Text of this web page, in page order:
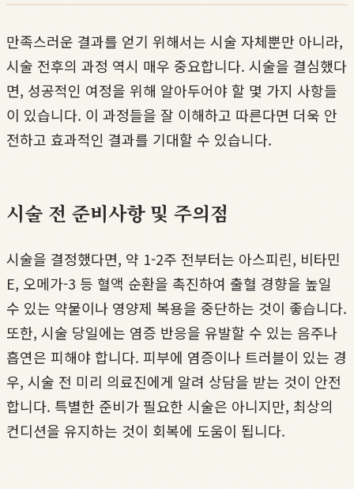
만족스러운 결과를 얻기 위해서는 시술 자체뿐만 아니라,
시술 전후의 과정 역시 매우 중요합니다. 시술을 결심했다
면, 성공적인 여정을 위해 알아두어야 할 몇 가지 사항들
이 있습니다. 이 과정들을 잘 이해하고 따른다면 더욱 안
전하고 효과적인 결과를 기대할 수 있습니다.
시술 전 준비사항 및 주의점
시술을 결정했다면, 약 1-2주 전부터는 아스피린, 비타민
E, 오메가-3 등 혈액 순환을 촉진하여 출혈 경향을 높일
수 있는 약물이나 영양제 복용을 중단하는 것이 좋습니다.
또한, 시술 당일에는 염증 반응을 유발할 수 있는 음주나
흡연은 피해야 합니다. 피부에 염증이나 트러블이 있는 경
우, 시술 전 미리 의료진에게 알려 상담을 받는 것이 안전
합니다. 특별한 준비가 필요한 시술은 아니지만, 최상의
컨디션을 유지하는 것이 회복에 도움이 됩니다.